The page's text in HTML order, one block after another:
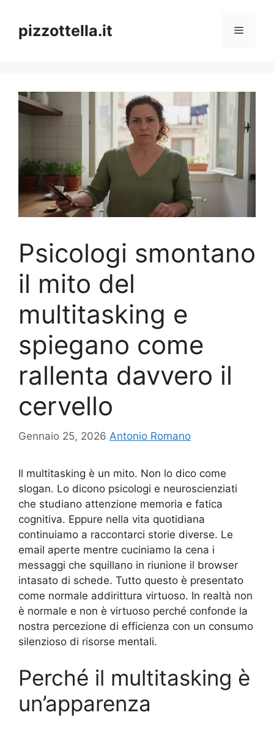
contenuto
pizzottella.it Menu
Psicologi smontano
il mito del
multitasking e
spiegano come
rallenta davvero il
cervello
Gennaio 25, 2026 Antonio Romano
Il multitasking è un mito. Non lo dico come
slogan. Lo dicono psicologi e neuroscienziati
che studiano attenzione memoria e fatica
cognitiva. Eppure nella vita quotidiana
continuiamo a raccontarci storie diverse. Le
email aperte mentre cuciniamo la cena i
messaggi che squillano in riunione il browser
intasato di schede. Tutto questo è presentato
come normale addirittura virtuoso. In realtà non
è normale e non è virtuoso perché confonde la
nostra percezione di efficienza con un consumo
silenzioso di risorse mentali.
Perché il multitasking è
un’apparenza